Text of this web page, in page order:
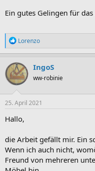
Ein gutes Gelingen für
R
e
a
k
t
i
o
n
e
:
Lorenzo
IngoS
ww-robinie
25. April 2021
Hallo,
die Arbeit gefällt mir. Ein
Wenn ich auch nicht,
Freund von mehreren